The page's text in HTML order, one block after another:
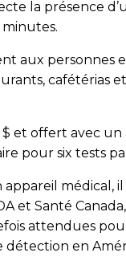
la présence
aux personnes
cafétérias
et offert avec
pour six tests
médical, il
et Santé
attendues
en